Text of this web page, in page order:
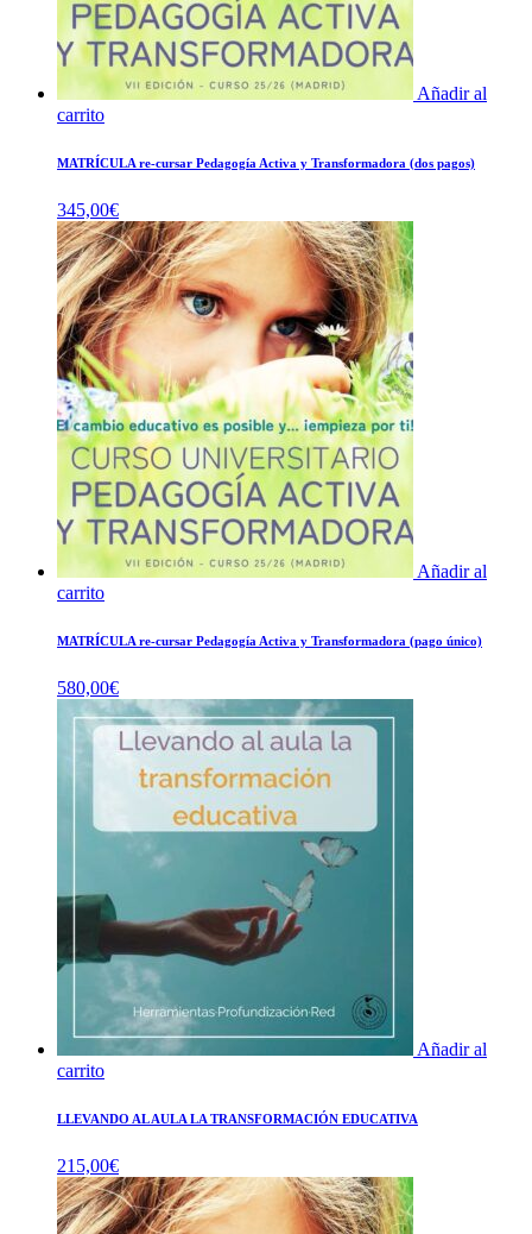
Añadir al
carrito
MATRÍCULA re-cursar Pedagogía Activa y Transformadora (dos pagos)
345,00€
Añadir al
carrito
MATRÍCULA re-cursar Pedagogía Activa y Transformadora (pago único)
580,00€
Añadir al
carrito
LLEVANDO AL AULA LA TRANSFORMACIÓN EDUCATIVA
215,00€